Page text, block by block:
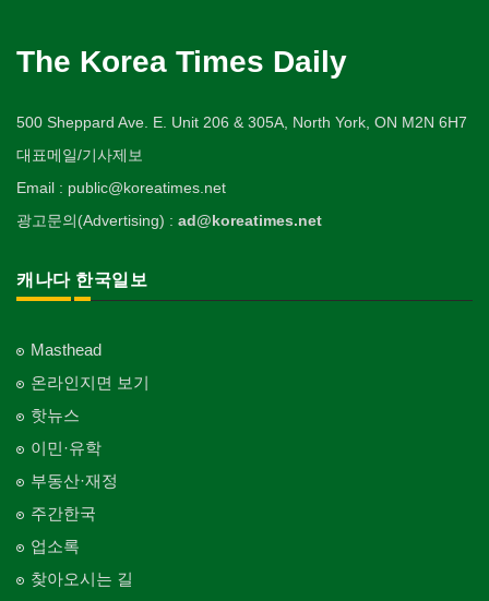
Ophthalmologist
Surgeon
의사-치과
Dentist/Dental Surgeon
의사-가정의
의사-기타
Multi Specialty
의사-정신과
Fashion/Boutique
Blanket
웨딩서비스
Bridal Fashion/Wedding Service
자수
개인지도-미술/사진
Private Lesson-Art/Photograph
Private Lesson-Ballet/Dance
Private Lesson-Flower Arrangement
개인지도-기타
보석감정사
인쇄
장의사
직업소개 에이전트
Cleaning
카펫 청소
Carpet Cleaning
판촉물
gifts for events
프랜차이즈
Franchise
스테이징 홈
전기공사/수리
Electric Work
정원공사/조경
Roofing
Curtain/Carpet
Wall Paper/Paint
가라지/그라지/차고
Garage Door
건축 엔지니어
Engineering
자동차-판매/리스
자동차-견인
Towing
자동차-청소
Auto Cleaning
운동구/스포츠용품
취미/레저
Hobby/Leisure
태권도/무술
Taekwondo/Martial Arts
Spring Water/Water Purifier
Nursing Home
Sauna
Skin Care
화장품
Cosmetics
피트니스/헬스
Fitness
산후조리서비스
Buddhist Temple
한국일보 본사 및 지국
한국정부기관
Korean Governmental Organization
한인회
Korean Cultural Association
Newspaper/TV/Radio
한국기업 현지법인/지사
Korean Enterprises In Canada
동창회-대학교
Alumni University
동창회-중·고등학교
Alumni Middle·High School
단체-협회
Shoe Repair
ETC
아파트
The Korea Times Daily
500 Sheppard Ave. E. Unit 206 & 305A, North York, ON M2N 6H7
대표메일/기사제보
Email : public@koreatimes.net
광고문의(Advertising) : ad@koreatimes.net
캐나다 한국일보
Masthead
온라인지면 보기
핫뉴스
이민·유학
부동산·재정
주간한국
업소록
찾아오시는 길